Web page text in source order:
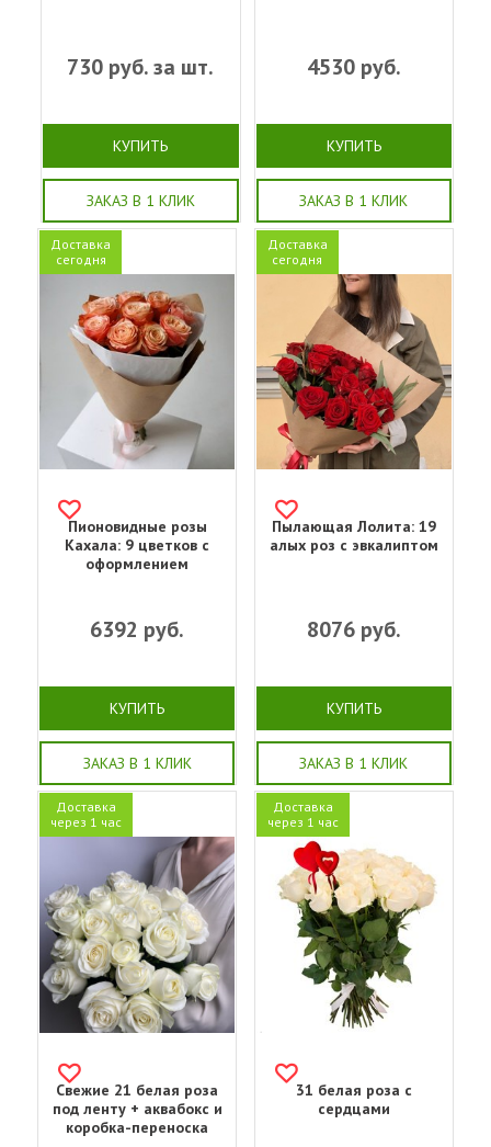
730 руб. за шт.
КУПИТЬ
ЗАКАЗ В 1 КЛИК
4530руб.
КУПИТЬ
ЗАКАЗ В 1 КЛИК
Доставка
сегодня
Пионовидные розы
Кахала: 9 цветков с
оформлением
6392 руб.
КУПИТЬ
ЗАКАЗ В 1 КЛИК
Доставка
сегодня
Пылающая Лолита: 19
алых роз с эвкалиптом
8076руб.
КУПИТЬ
ЗАКАЗ В 1 КЛИК
Доставка
через 1 час
Свежие 21 белая роза
под ленту + аквабокс и
коробка-переноска
Доставка
через 1 час
31 белая роза с
сердцами